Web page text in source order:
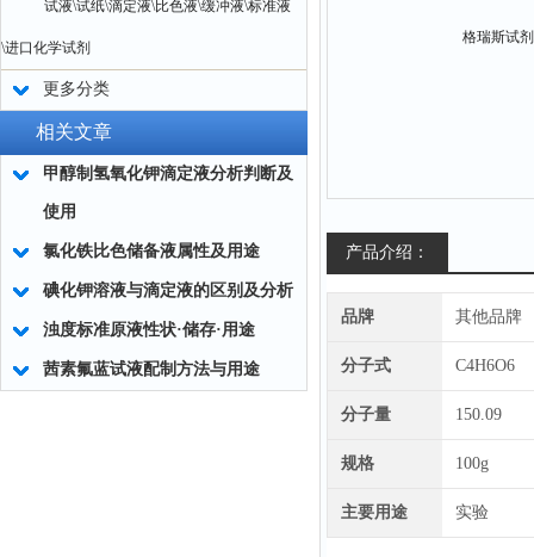
试液\试纸\滴定液\比色液\缓冲液\标准液
\进口化学试剂
更多分类
相关文章
甲醇制氢氧化钾滴定液分析判断及
使用
氯化铁比色储备液属性及用途
碘化钾溶液与滴定液的区别及分析
浊度标准原液性状·储存·用途
茜素氟蓝试液配制方法与用途
产品介绍：
品牌 其他品牌
分子式 C4H6O6
分子量 150.09
规格 100g
主要用途 实验